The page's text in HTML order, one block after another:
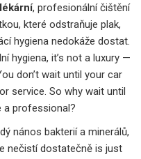
, profesionální čištění
které odstraňuje plak,
hygiena nedokáže dostat.
hygiena, it’s not a luxury —
don’t wait until your car
service. So why wait until
professional?
nános bakterií a minerálů,
nečistí dostatečněis just